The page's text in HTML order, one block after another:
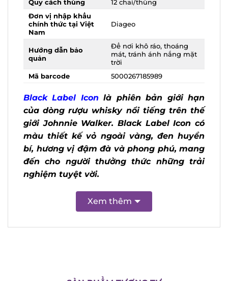
chính thức tại Việt
Nam
quản
mát, tránh ánh nắng
mặt trời
của dòng rượu whisky nổi tiếng trên thế
giới Johnnie Walker. Black Label Icon có
màu thiết kế vỏ ngoài vàng, đen huyền
bí, hương vị đậm đà và phong phú,
mang đến cho người thưởng thức
những trải nghiệm tuyệt vời.
Xem thêm
SẢN PHẨM TƯƠNG TỰ
X